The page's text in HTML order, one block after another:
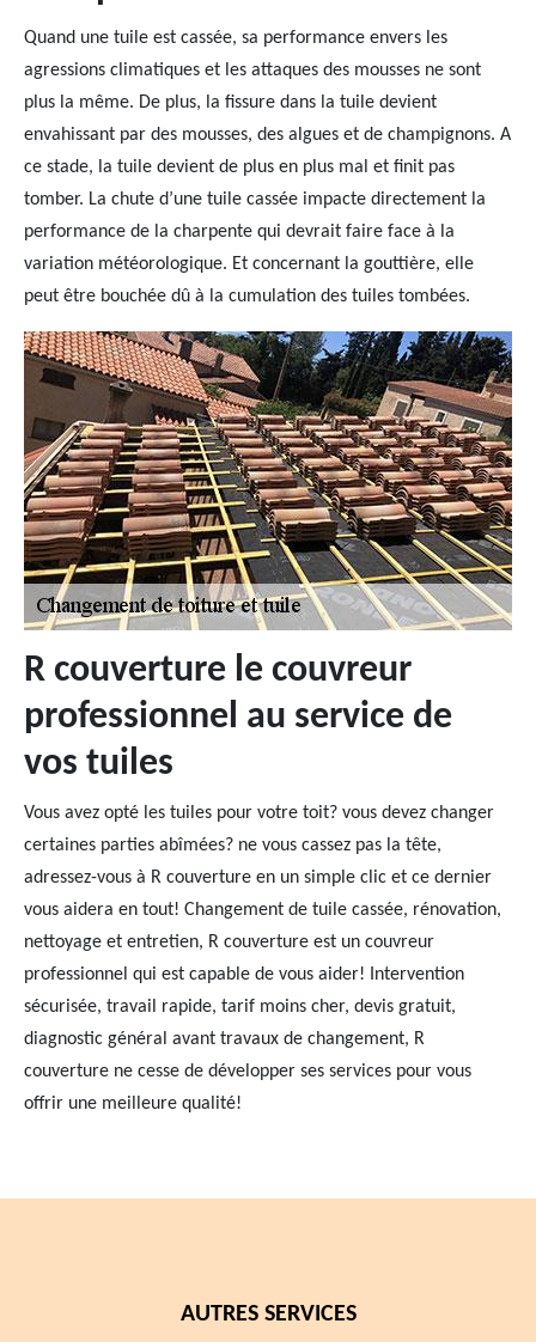
Quand une tuile est cassée, sa performance envers les
agressions climatiques et les attaques des mousses ne sont
plus la même. De plus, la fissure dans la tuile devient
envahissant par des mousses, des algues et de champignons. A
ce stade, la tuile devient de plus en plus mal et finit pas
tomber. La chute d’une tuile cassée impacte directement la
performance de la charpente qui devrait faire face à la
variation météorologique. Et concernant la gouttière, elle
peut être bouchée dû à la cumulation des tuiles tombées.
R couverture le couvreur
professionnel au service de
vos tuiles
Vous avez opté les tuiles pour votre toit? vous devez changer
certaines parties abîmées? ne vous cassez pas la tête,
adressez-vous à R couverture en un simple clic et ce dernier
vous aidera en tout! Changement de tuile cassée, rénovation,
nettoyage et entretien, R couverture est un couvreur
professionnel qui est capable de vous aider! Intervention
sécurisée, travail rapide, tarif moins cher, devis gratuit,
diagnostic général avant travaux de changement, R
couverture ne cesse de développer ses services pour vous
offrir une meilleure qualité!
AUTRES SERVICES